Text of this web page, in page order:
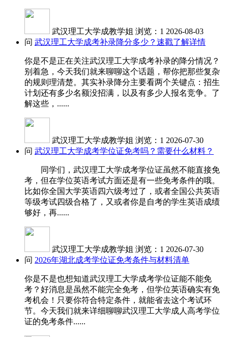
武汉理工大学成教学姐 浏览：1 2026-08-03
问 武汉理工大学成考补录降分多少？速戳了解详情
你是不是正在关注武汉理工大学成考补录的降分情况？
别着急，今天我们就来聊聊这个话题，帮你把那些复杂
的规则理清楚。其实补录降分主要看两个关键点：招生
计划还有多少名额没招满，以及有多少人报名竞争。了
解这些，......
武汉理工大学成教学姐 浏览：1 2026-07-30
问 武汉理工大学成考学位证免考吗？需要什么材料？
同学们，武汉理工大学成考学位证虽然不能直接免
考，但在学位英语考试方面还是有一些免考条件的哦。
比如你全国大学英语四六级考过了，或者全国公共英语
等级考试四级合格了，又或者你是自考的学生英语成绩
够好，再......
武汉理工大学成教学姐 浏览：1 2026-07-30
问 2026年湖北成考学位证免考条件与材料清单
你是不是也想知道武汉理工大学成考学位证能不能免
考？好消息是虽然不能完全免考，但学位英语确实有免
考机会！只要你符合特定条件，就能省去这个考试环
节。今天我们就来详细聊聊武汉理工大学成人高考学位
证的免考条件......